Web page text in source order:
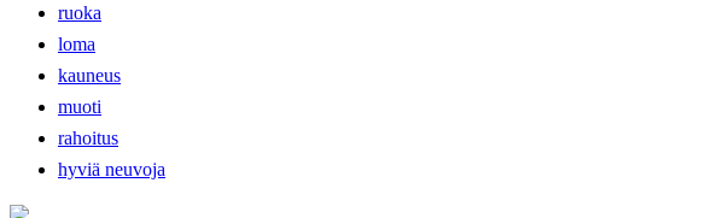
ruoka
loma
kauneus
muoti
rahoitus
hyviä neuvoja